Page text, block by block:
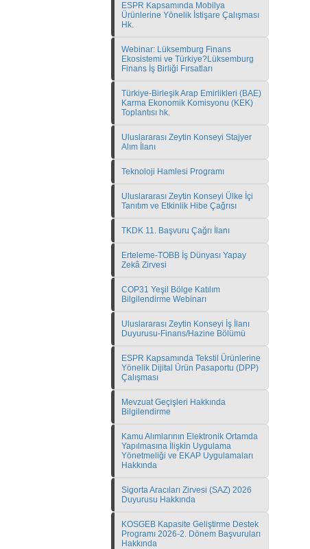
ESPR Kapsamında Mobilya
Ürünlerine Yönelik İstişare Çalışması
Hk.
Webinar: Lüksemburg Finans
Ekosistemi ve Türkiye?Lüksemburg
Finans İş Birliği Fırsatları
Türkiye-Birleşik Arap Emirlikleri (BAE)
Karma Ekonomik Komisyonu (KEK)
Toplantısı hk.
Uluslararası Zeytin Konseyi Stajyer
Alım İlanı
Teknoloji Hamlesi Programı
Uluslararası Zeytin Konseyi Ülke İçi
Tanıtım ve Etkinlik Hibe Çağrısı
TKDK 11. Başvuru Çağrı İlanı
Erteleme-TOBB İş Dünyası Yapay
Zekâ Zirvesi
COP31 Yeşil Bölge Katılım
Bilgilendirme Webinarı
Uluslararası Zeytin Konseyi İş İlanı
Duyurusu-Finans/Hazine Bölümü
ESPR Kapsamında Tekstil Ürünlerine
Yönelik Dijital Ürün Pasaportu (DPP)
Çalışması
Mevzuat Geçişleri Hakkında
Bilgilendirme
Kamu Alımlarının Elektronik Ortamda
Yapılmasına İlişkin Uygulama
Yönetmeliği ve EKAP Uygulamaları
Hakkında
Sigorta Aracıları Zirvesi (SAZ) 2026
Duyurusu Hakkında
KOSGEB Kapasite Geliştirme Destek
Programı 2026-2. Dönem Başvuruları
Hakkında